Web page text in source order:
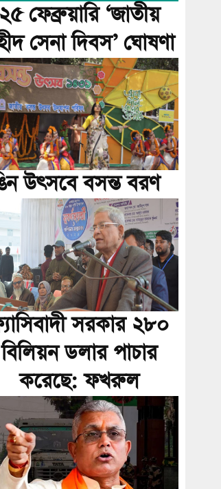
২৫ ফেব্রুয়ারি ‘জাতীয়
সেনা দিবস’ ঘোষণা
উৎসবে বসন্ত বরণ
সরকার ২৮০
বিলিয়ন ডলার পাচার
করেছে: ফখরুল